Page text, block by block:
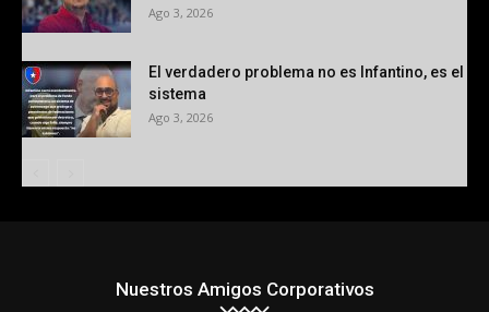
Ago 3, 2026
El verdadero problema no es Infantino, es el
sistema
Ago 3, 2026
Nuestros Amigos Corporativos